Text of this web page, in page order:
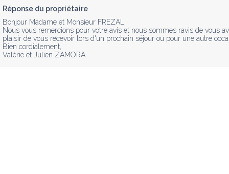
Réponse du propriétaire
Bonjour Madame et Monsieur FREZAL,
Nous vous remercions pour votre avis et nous sommes ravis de vous
plaisir de vous recevoir lors d'un prochain séjour ou pour une autre
Bien cordialement,
Valérie et Julien ZAMORA